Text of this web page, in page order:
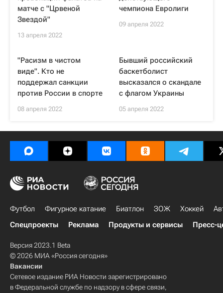
матче с "Црвеной
Звездой"
13 апреля 2022
чемпиона Евролиги
09 апреля 2022
"Расизм в чистом
виде". Кто не
поддержал санкции
против России в спорте
08 апреля 2022
Бывший российский
баскетболист
высказался о скандале
с флагом Украины
05 апреля 2022
Футбол Фигурное катание Биатлон ЗОЖ Хоккей
Спецпроекты
Реклама Продукты и сервисы Пресс-
Версия 2023.1 Beta
© 2026 МИА «Россия сегодня»
Вакансии
Сетевое издание РИА Новости зарегистрировано
в Федеральной службе по надзору в сфере связи,